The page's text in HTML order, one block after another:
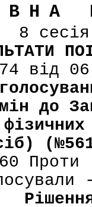
8
від
до
Проти